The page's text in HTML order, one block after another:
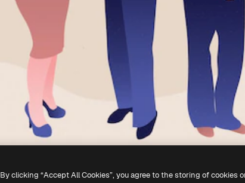
By clicking “Accept All Cookies”, you agree to the storing of cookies